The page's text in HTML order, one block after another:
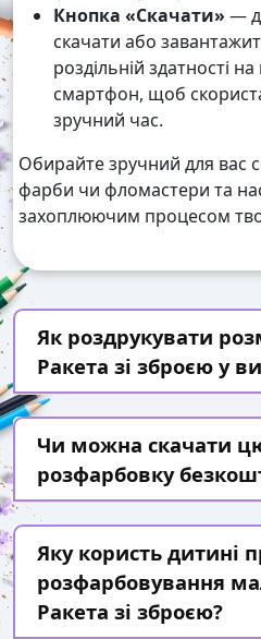
Кнопка «Скачати» —
скачати або
роздільній здатності
смартфон, щоб
зручний час.
Обирайте зручний для вас
фарби чи фломастери та
захоплюючим процесом
Як роздрукувати
Ракета зі зброєю у
Чи можна скачати
розфарбовку
Яку користь дитині
розфарбовування
Ракета зі зброєю?